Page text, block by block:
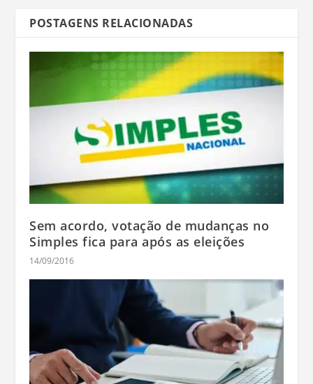
POSTAGENS RELACIONADAS
Sem acordo, votação de mudanças no
Simples fica para após as eleições
14/09/2016